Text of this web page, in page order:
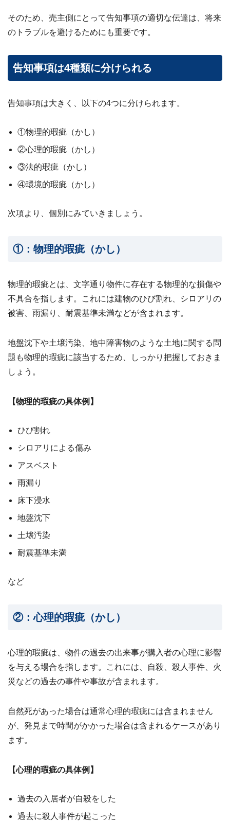
案
内・
買取
そのため、売主側にとって告知事項の適切な伝達は、将来
のトラブルを避けるためにも重要です。
告知事項は4種類に分けられる
告知事項は大きく、以下の4つに分けられます。
①物理的瑕疵（かし）
②心理的瑕疵（かし）
③法的瑕疵（かし）
④環境的瑕疵（かし）
次項より、個別にみていきましょう。
①：物理的瑕疵（かし）
物理的瑕疵とは、文字通り物件に存在する物理的な損傷や
不具合を指します。これには建物のひび割れ、シロアリの
被害、雨漏り、耐震基準未満などが含まれます。
地盤沈下や土壌汚染、地中障害物のような土地に関する問
題も物理的瑕疵に該当するため、しっかり把握しておきま
しょう。
【物理的瑕疵の具体例】
ひび割れ
シロアリによる傷み
アスベスト
雨漏り
床下浸水
地盤沈下
土壌汚染
耐震基準未満
など
②：心理的瑕疵（かし）
心理的瑕疵は、物件の過去の出来事が購入者の心理に影響
を与える場合を指します。これには、自殺、殺人事件、火
災などの過去の事件や事故が含まれます。
自然死があった場合は通常心理的瑕疵には含まれません
が、発見まで時間がかかった場合は含まれるケースがあり
ます。
【心理的瑕疵の具体例】
過去の入居者が自殺をした
過去に殺人事件が起こった